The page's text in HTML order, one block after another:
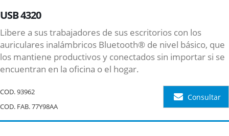
USB 4320
Libere a sus trabajadores de sus escritorios con los
auriculares inalámbricos Bluetooth® de nivel básico, que
los mantiene productivos y conectados sin importar si se
encuentran en la oficina o el hogar.
COD.93962
COD. FAB. 77Y98AA
Consultar